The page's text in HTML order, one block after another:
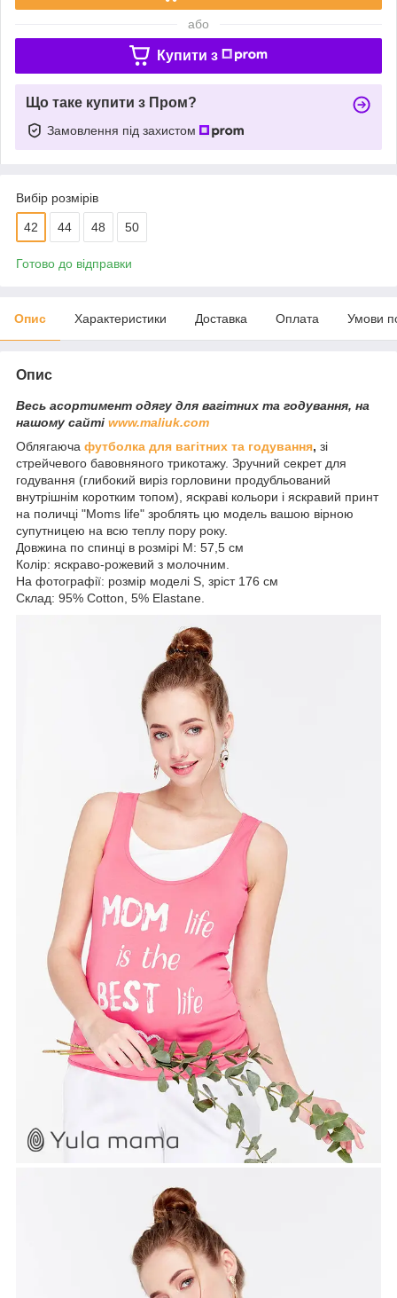
або
Купити з
Що таке купити з Пром?
Замовлення під захистом
Вибір розмірів
42 44 48 50
Готово до відправки
Опис Характеристики Доставка Оплата Умови
Опис
Весь асортимент одягу для вагітних та годування, на
нашому сайті www.maliuk.com
Облягаюча футболка для вагітних та годування, зі
стрейчевого бавовняного трикотажу. Зручний секрет для
годування (глибокий виріз горловини продубльований
внутрішнім коротким топом), яскраві кольори і яскравий принт
на поличці "Moms life" зроблять цю модель вашою вірною
супутницею на всю теплу пору року.
Довжина по спинці в розмірі М: 57,5 см
Колір: яскраво-рожевий з молочним.
На фотографії: розмір моделі S, зріст 176 см
Склад: 95% Cotton, 5% Elastane.